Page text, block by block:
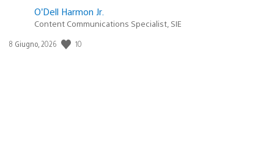
O’Dell Harmon Jr.
Content Communications Specialist, SIE
Data
8 Giugno, 2026 10